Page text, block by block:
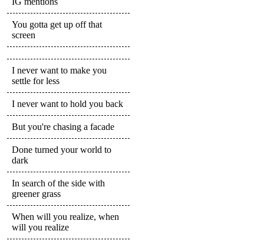
You gotta get up off that
screen
I never want to make you
settle for less
I never want to hold you back
But you're chasing a facade
Done turned your world to
dark
In search of the side with
greener grass
When will you realize, when
will you realize